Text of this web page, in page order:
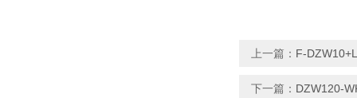
上一篇： F-
下一篇： DZW120-